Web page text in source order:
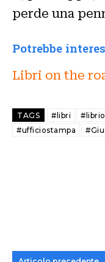
perde una
Potrebbe
Libri on the
TAGS #libri
#ufficiostampa